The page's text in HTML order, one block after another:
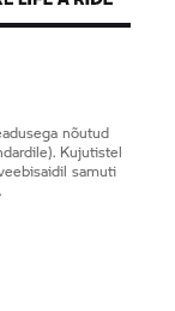
nõutud
Kujutistel
samuti